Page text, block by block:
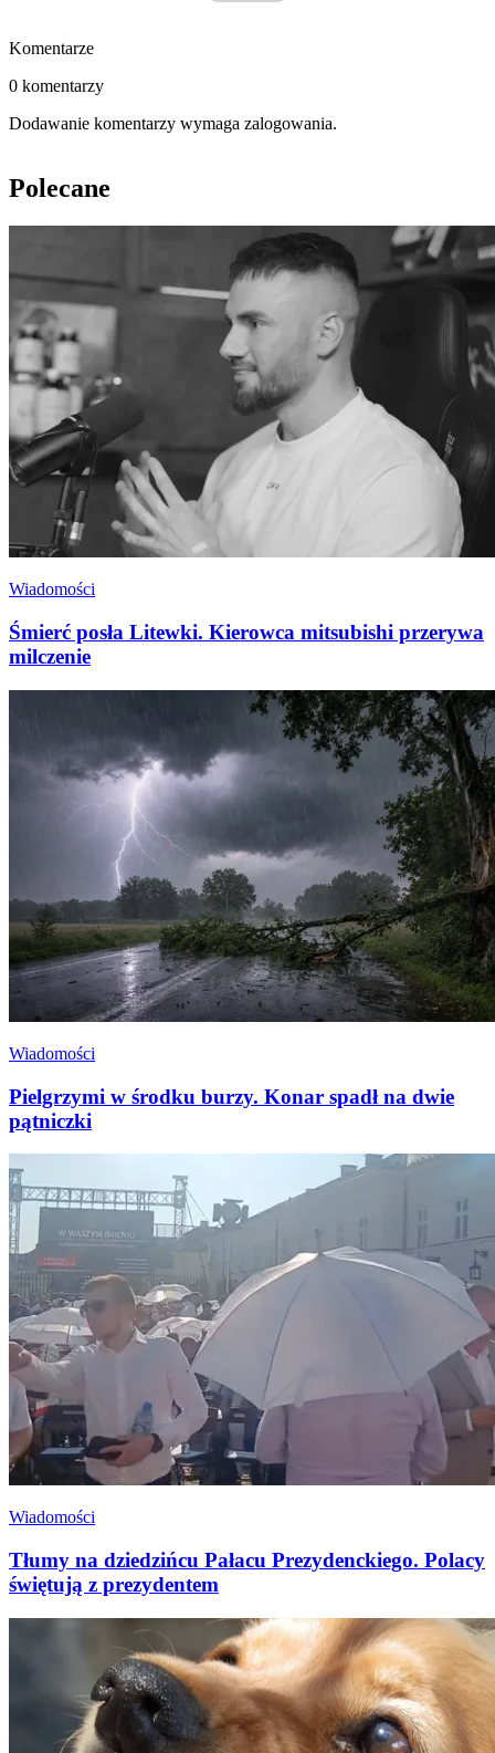
Komentarze
0 komentarzy
Dodawanie komentarzy wymaga zalogowania.
Polecane
Wiadomości
Śmierć posła Litewki. Kierowca mitsubishi przerywa
milczenie
Wiadomości
Pielgrzymi w środku burzy. Konar spadł na dwie
pątniczki
Wiadomości
Tłumy na dziedzińcu Pałacu Prezydenckiego. Polacy
świętują z prezydentem